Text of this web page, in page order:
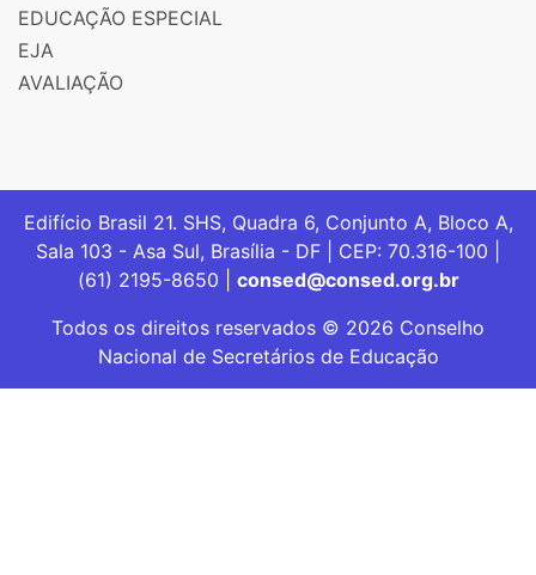
EDUCAÇÃO ESPECIAL
EJA
AVALIAÇÃO
Edifício Brasil 21. SHS, Quadra 6, Conjunto A, Bloco A,
Sala 103 - Asa Sul, Brasília - DF | CEP: 70.316-100 |
(61) 2195-8650 | consed@consed.org.br
Todos os direitos reservados © 2026 Conselho
Nacional de Secretários de Educação